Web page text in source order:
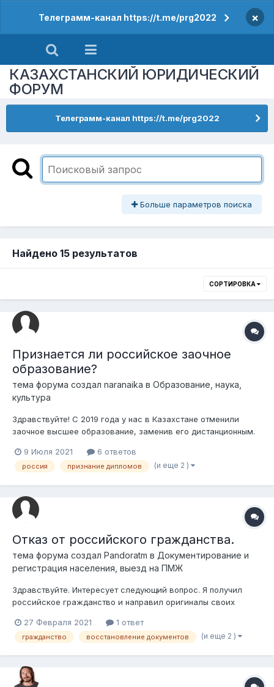
Телеграмм-канал https://t.me/prg2022 ×
КАЗАХСТАНСКИЙ ЮРИДИЧЕСКИЙ
ФОРУМ
Телеграмм-канал https://t.me/prg2022
Больше параметров поиска
Найдено 15 результатов
СОРТИРОВКА
Признается ли российское заочное
образование?
тема форума создал naranaika в Образование, наука,
культура
Здравствуйте! С 2019 года у нас в Казахстане отменили
заочное высшее образование, заменив его дистанционным.
заочное,то будет ли признаваться этот диплом и можно ли
будет пойти с ним в магистратуру?
9 Июля 2021 6 ответов
россия признание дипломов (и еще 2 )
Отказ от российского гражданства.
тема форума создал Pandoratm в Документирование и
регистрация населения, выезд на ПМЖ
Здравствуйте. Интересует следующий вопрос. Я получил
российское гражданство и направил оригиналы своих
гражданства РК. Процедура занимает от 3 до 6 месяцев и на
данный момент она не закончена, по базам я пробиваюсь как
27 Февраля 2021 1 ответ
гражданство восстановление документов (и еще 2 )